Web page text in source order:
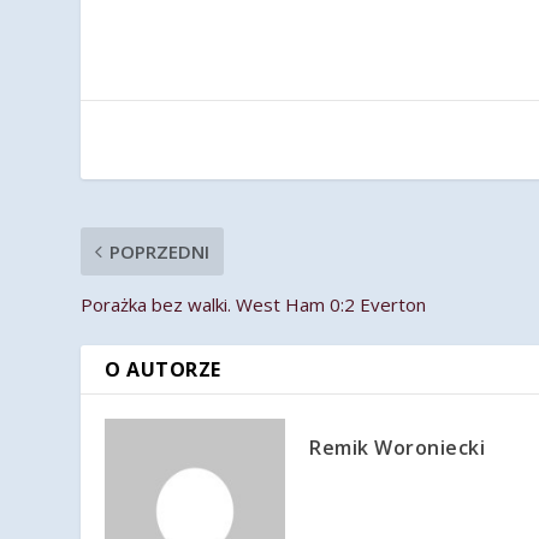
POPRZEDNI
Porażka bez walki. West Ham 0:2 Everton
O AUTORZE
Remik Woroniecki